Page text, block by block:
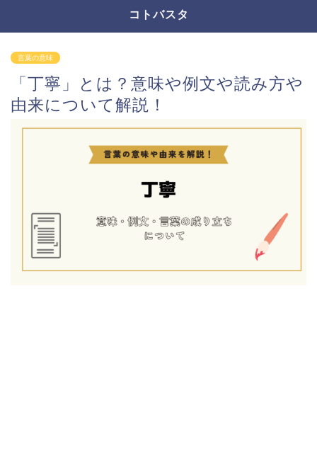
コトバスタ
言葉の意味
「丁寧」とは？意味や例文や読み方や
由来について解説！